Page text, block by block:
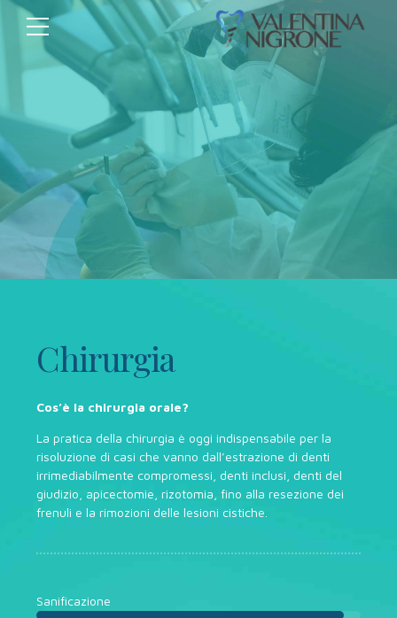
Chirurgia
Cos’è la chirurgia orale?
La pratica della chirurgia è oggi indispensabile per la
risoluzione di casi che vanno dall’estrazione di denti
irrimediabilmente compromessi, denti inclusi, denti del
giudizio, apicectomie, rizotomia, fino alla resezione dei
frenuli e la rimozioni delle lesioni cistiche.
Sanificazione